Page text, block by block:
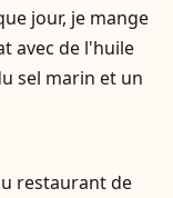
jour, je mange
avec de l'huile
sel marin et un
restaurant de